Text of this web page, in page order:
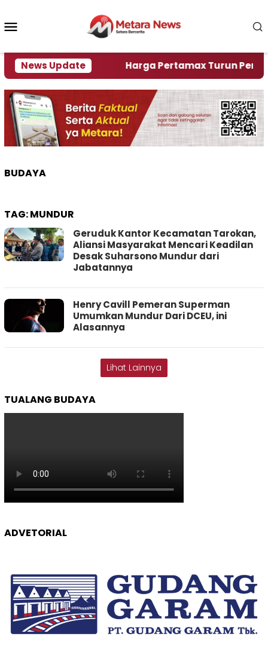
konten
News Update
Krisi Air Harga Pertamax Turun Per Hari
BUDAYA
TAG:MUNDUR
Geruduk Kantor Kecamatan Tarokan,
Aliansi Masyarakat Mencari Keadilan
Desak Suharsono Mundur dari
Jabatannya
Henry Cavill Pemeran Superman
Umumkan Mundur Dari DCEU, ini
Alasannya
Lihat Lainnya
TUALANG BUDAYA
ADVETORIAL